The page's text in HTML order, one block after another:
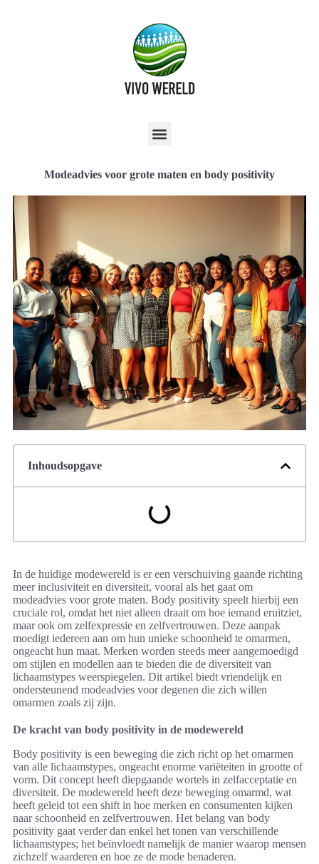
Modeadvies voor grote maten en body positivity
Inhoudsopgave
In de huidige modewereld is er een verschuiving gaande richting
meer inclusiviteit en diversiteit, vooral als het gaat om
modeadvies voor grote maten. Body positivity speelt hierbij een
cruciale rol, omdat het niet alleen draait om hoe iemand eruitziet,
maar ook om zelfexpressie en zelfvertrouwen. Deze aanpak
moedigt iedereen aan om hun unieke schoonheid te omarmen,
ongeacht hun maat. Merken worden steeds meer aangemoedigd
om stijlen en modellen aan te bieden die de diversiteit van
lichaamstypes weerspiegelen. Dit artikel biedt vriendelijk en
ondersteunend modeadvies voor degenen die zich willen
omarmen zoals zij zijn.
De kracht van body positivity in de modewereld
Body positivity is een beweging die zich richt op het omarmen
van alle lichaamstypes, ongeacht enorme variëteiten in grootte of
vorm. Dit concept heeft diepgaande wortels in zelfacceptatie en
diversiteit. De modewereld heeft deze beweging omarmd, wat
heeft geleid tot een shift in hoe merken en consumenten kijken
naar schoonheid en zelfvertrouwen. Het belang van body
positivity gaat verder dan enkel het tonen van verschillende
lichaamstypes; het beïnvloedt namelijk de manier waarop mensen
zichzelf waarderen en hoe ze de mode benaderen.